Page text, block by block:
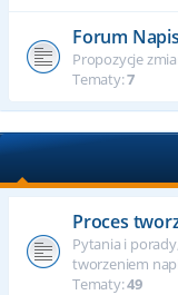
Forum
Propozycje
Tematy:7
Proces
Pytania i
tworzeniem
Tematy:49